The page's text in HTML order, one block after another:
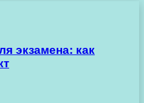
экзамена: как